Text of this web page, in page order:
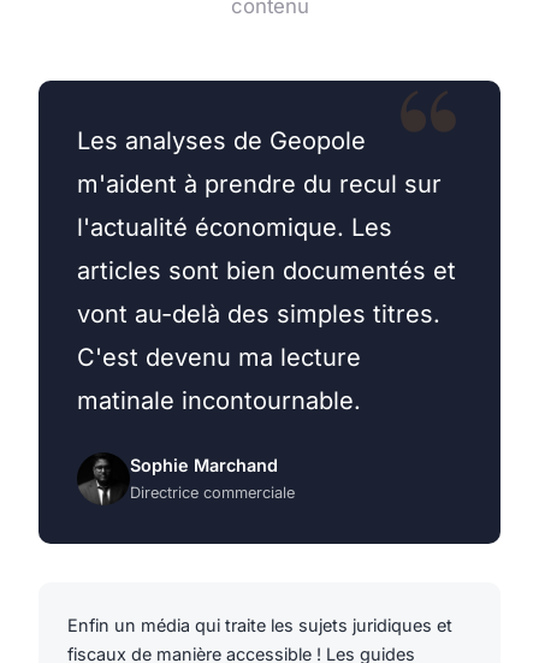
contenu
Les analyses de Geopole
m'aident à prendre du recul sur
l'actualité économique. Les
articles sont bien documentés et
vont au-delà des simples titres.
C'est devenu ma lecture
matinale incontournable.
Sophie Marchand
Directrice commerciale
Enfin un média qui traite les sujets juridiques et
fiscaux de manière accessible ! Les guides